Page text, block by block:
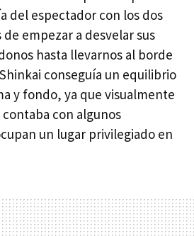
del espectador con los dos
empezar a desvelar sus
hasta llevarnos al borde
conseguía un equilibrio
y fondo, ya que visualmente
con algunos
un lugar privilegiado en